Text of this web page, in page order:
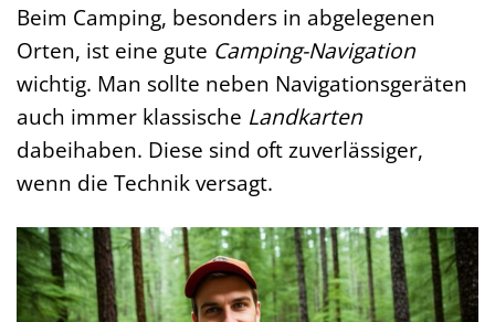
Beim Camping, besonders in abgelegenen
Orten, ist eine gute Camping-Navigation
wichtig. Man sollte neben Navigationsgeräten
auch immer klassische Landkarten
dabeihaben. Diese sind oft zuverlässiger,
wenn die Technik versagt.